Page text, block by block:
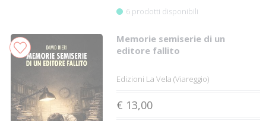
6 prodotti disponibili
Memorie semiserie di un
editore fallito
Edizioni La Vela (Viareggio)
€ 13,00